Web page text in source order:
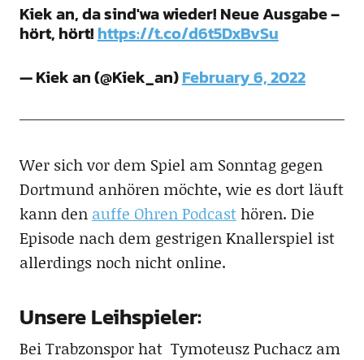
Kiek an, da sind'wa wieder! Neue Ausgabe –
hört, hört! https://t.co/d6t5DxBvSu
— Kiek an (@Kiek_an)February 6, 2022
Wer sich vor dem Spiel am Sonntag gegen
Dortmund anhören möchte, wie es dort läuft
kann den auffe Ohren Podcasthören. Die
Episode nach dem gestrigen Knallerspiel ist
allerdings noch nicht online.
Unsere Leihspieler:
Bei Trabzonspor hat Tymoteusz Puchacz am